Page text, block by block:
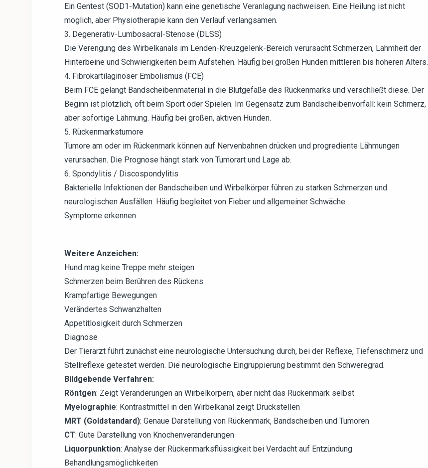
Ein Gentest (SOD1-Mutation) kann eine genetische Veranlagung nachweisen. Eine Heilung ist nicht
möglich, aber Physiotherapie kann den Verlauf verlangsamen.
3. Degenerativ-Lumbosacral-Stenose (DLSS)
Die Verengung des Wirbelkanals im Lenden-Kreuzgelenk-Bereich verursacht Schmerzen, Lahmheit der
Hinterbeine und Schwierigkeiten beim Aufstehen. Häufig bei großen Hunden mittleren bis höheren Alters.
4. Fibrokartilaginöser Embolismus (FCE)
Beim FCE gelangt Bandscheibenmaterial in die Blutgefäße des Rückenmarks und verschließt diese. Der
Beginn ist plötzlich, oft beim Sport oder Spielen. Im Gegensatz zum Bandscheibenvorfall: kein Schmerz,
aber sofortige Lähmung. Häufig bei großen, aktiven Hunden.
5. Rückenmarkstumore
Tumore am oder im Rückenmark können auf Nervenbahnen drücken und progrediente Lähmungen
verursachen. Die Prognose hängt stark von Tumorart und Lage ab.
6. Spondylitis / Discospondylitis
Bakterielle Infektionen der Bandscheiben und Wirbelkörper führen zu starken Schmerzen und
neurologischen Ausfällen. Häufig begleitet von Fieber und allgemeiner Schwäche.
Symptome erkennen
Weitere Anzeichen:
Hund mag keine Treppe mehr steigen
Schmerzen beim Berühren des Rückens
Krampfartige Bewegungen
Verändertes Schwanzhalten
Appetitlosigkeit durch Schmerzen
Diagnose
Der Tierarzt führt zunächst eine neurologische Untersuchung durch, bei der Reflexe, Tiefenschmerz und
Stellreflexe getestet werden. Die neurologische Eingruppierung bestimmt den Schweregrad.
Bildgebende Verfahren:
Röntgen: Zeigt Veränderungen an Wirbelkörpern, aber nicht das Rückenmark selbst
Myelographie: Kontrastmittel in den Wirbelkanal zeigt Druckstellen
MRT (Goldstandard): Genaue Darstellung von Rückenmark, Bandscheiben und Tumoren
CT: Gute Darstellung von Knochenveränderungen
Liquorpunktion: Analyse der Rückenmarksflüssigkeit bei Verdacht auf Entzündung
Behandlungsmöglichkeiten